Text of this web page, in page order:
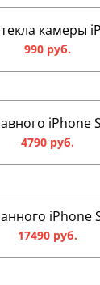
камеры
990 руб.
iPhone
4790 руб.
iPhone
17490 руб.